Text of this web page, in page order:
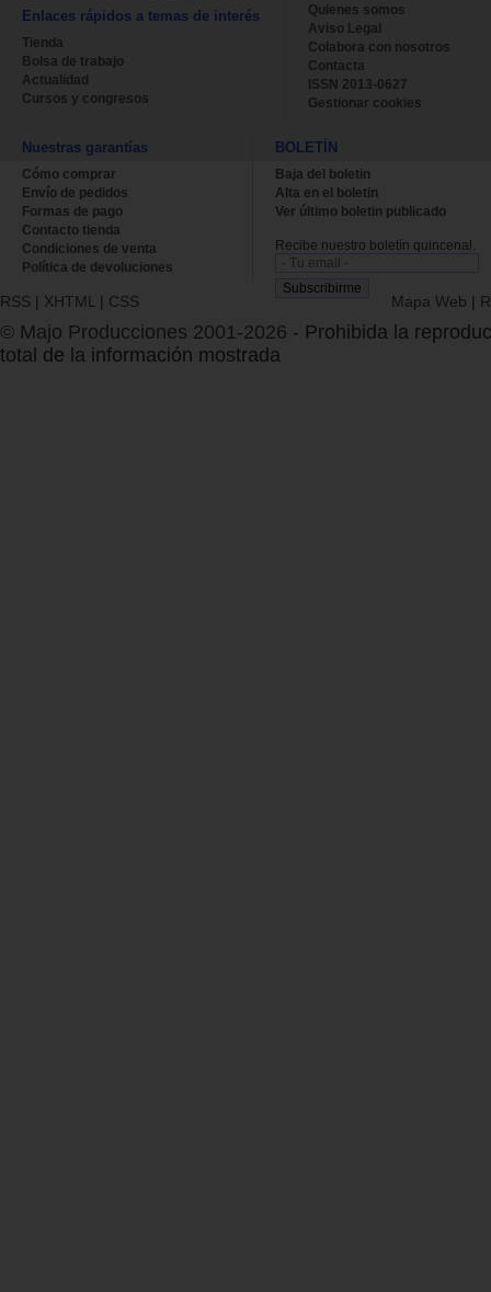
Enlaces rápidos a temas de interés
Tienda
Bolsa de trabajo
Actualidad
Cursos y congresos
Quienes somos
Aviso Legal
Colabora con nosotros
Contacta
ISSN 2013-0627
Gestionar cookies
Nuestras garantías
Cómo comprar
Envío de pedidos
Formas de pago
Contacto tienda
Condiciones de venta
Política de devoluciones
BOLETÍN
Baja del boletin
Alta en el boletin
Ver último boletin publicado
Recibe nuestro boletín quincenal.
RSS | XHTML | CSS Mapa Web |
© Majo Producciones 2001-2026 - Prohibida la
total de la información mostrada